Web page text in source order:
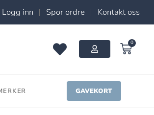
Logg inn Spor ordre Kontakt oss
0
GAVEKORT